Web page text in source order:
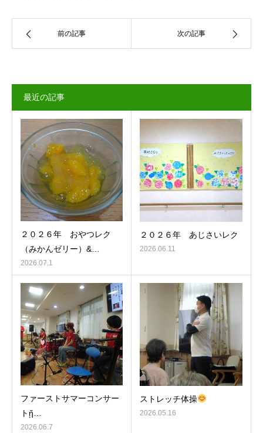
前の記事 次の記事
最近の記事
２０２６年 おやつレク
（みかんゼリー）&…
2026.07.1
２０２６年 あじさいレク
2026.06.11
ファーストサマーコンサー
トᾔ…
2026.06.7
ストレッチ体操
2026.05.16